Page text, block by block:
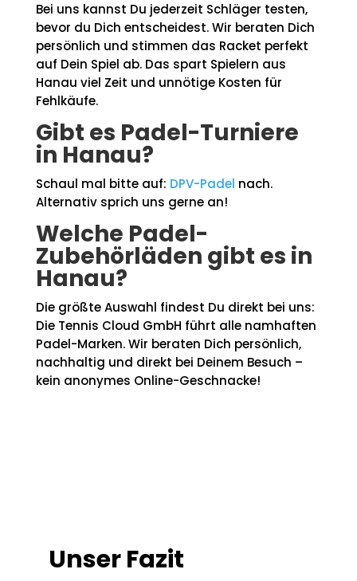
Bei uns kannst Du jederzeit Schläger testen,
bevor du Dich entscheidest. Wir beraten Dich
persönlich und stimmen das Racket perfekt
auf Dein Spiel ab. Das spart Spielern aus
Hanau viel Zeit und unnötige Kosten für
Fehlkäufe.
Gibt es Padel-Turniere
in Hanau?
Schaul mal bitte auf: DPV-Padel nach.
Alternativ sprich uns gerne an!
Welche Padel-
Zubehörläden gibt es in
Hanau?
Die größte Auswahl findest Du direkt bei uns:
Die Tennis Cloud GmbH führt alle namhaften
Padel-Marken. Wir beraten Dich persönlich,
nachhaltig und direkt bei Deinem Besuch –
kein anonymes Online-Geschnacke!
Unser Fazit